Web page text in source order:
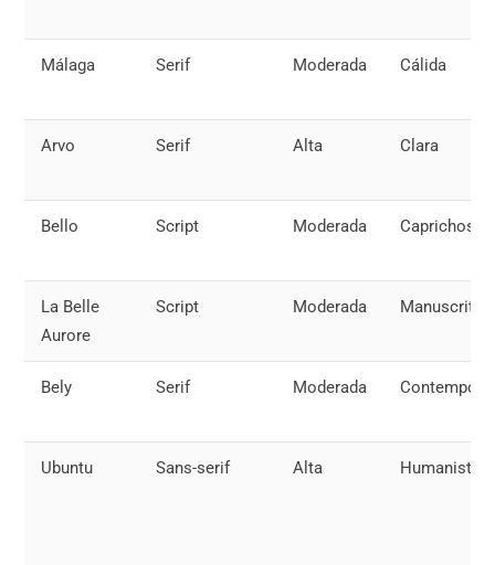
Málaga Serif Moderada Cálida
Arvo Serif Alta Clara
Bello Script Moderada Caprichosa
La Belle
Aurore
Script Moderada Manuscrita
Bely Serif Moderada
Ubuntu Sans-serif Alta Humanista